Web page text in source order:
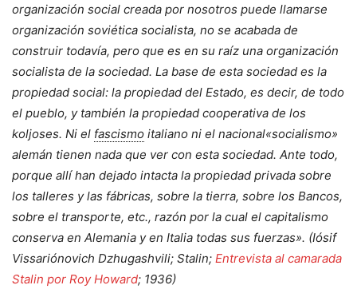
organización social creada por nosotros puede llamarse
organización soviética socialista, no se acabada de
construir todavía, pero que es en su raíz una organización
socialista de la sociedad. La base de esta sociedad es la
propiedad social: la propiedad del Estado, es decir, de todo
el pueblo, y también la propiedad cooperativa de los
koljoses. Ni el fascismo italiano ni el nacional«socialismo»
alemán tienen nada que ver con esta sociedad. Ante todo,
porque allí han dejado intacta la propiedad privada sobre
los talleres y las fábricas, sobre la tierra, sobre los Bancos,
sobre el transporte, etc., razón por la cual el capitalismo
conserva en Alemania y en Italia todas sus fuerzas». (Iósif
Vissariónovich Dzhugashvili; Stalin; Entrevista al camarada
Stalin por Roy Howard; 1936)